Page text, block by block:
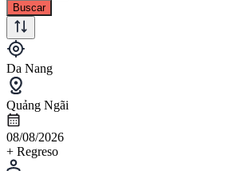
Buscar
Da Nang
Quảng Ngãi
08/08/2026
+ Regreso